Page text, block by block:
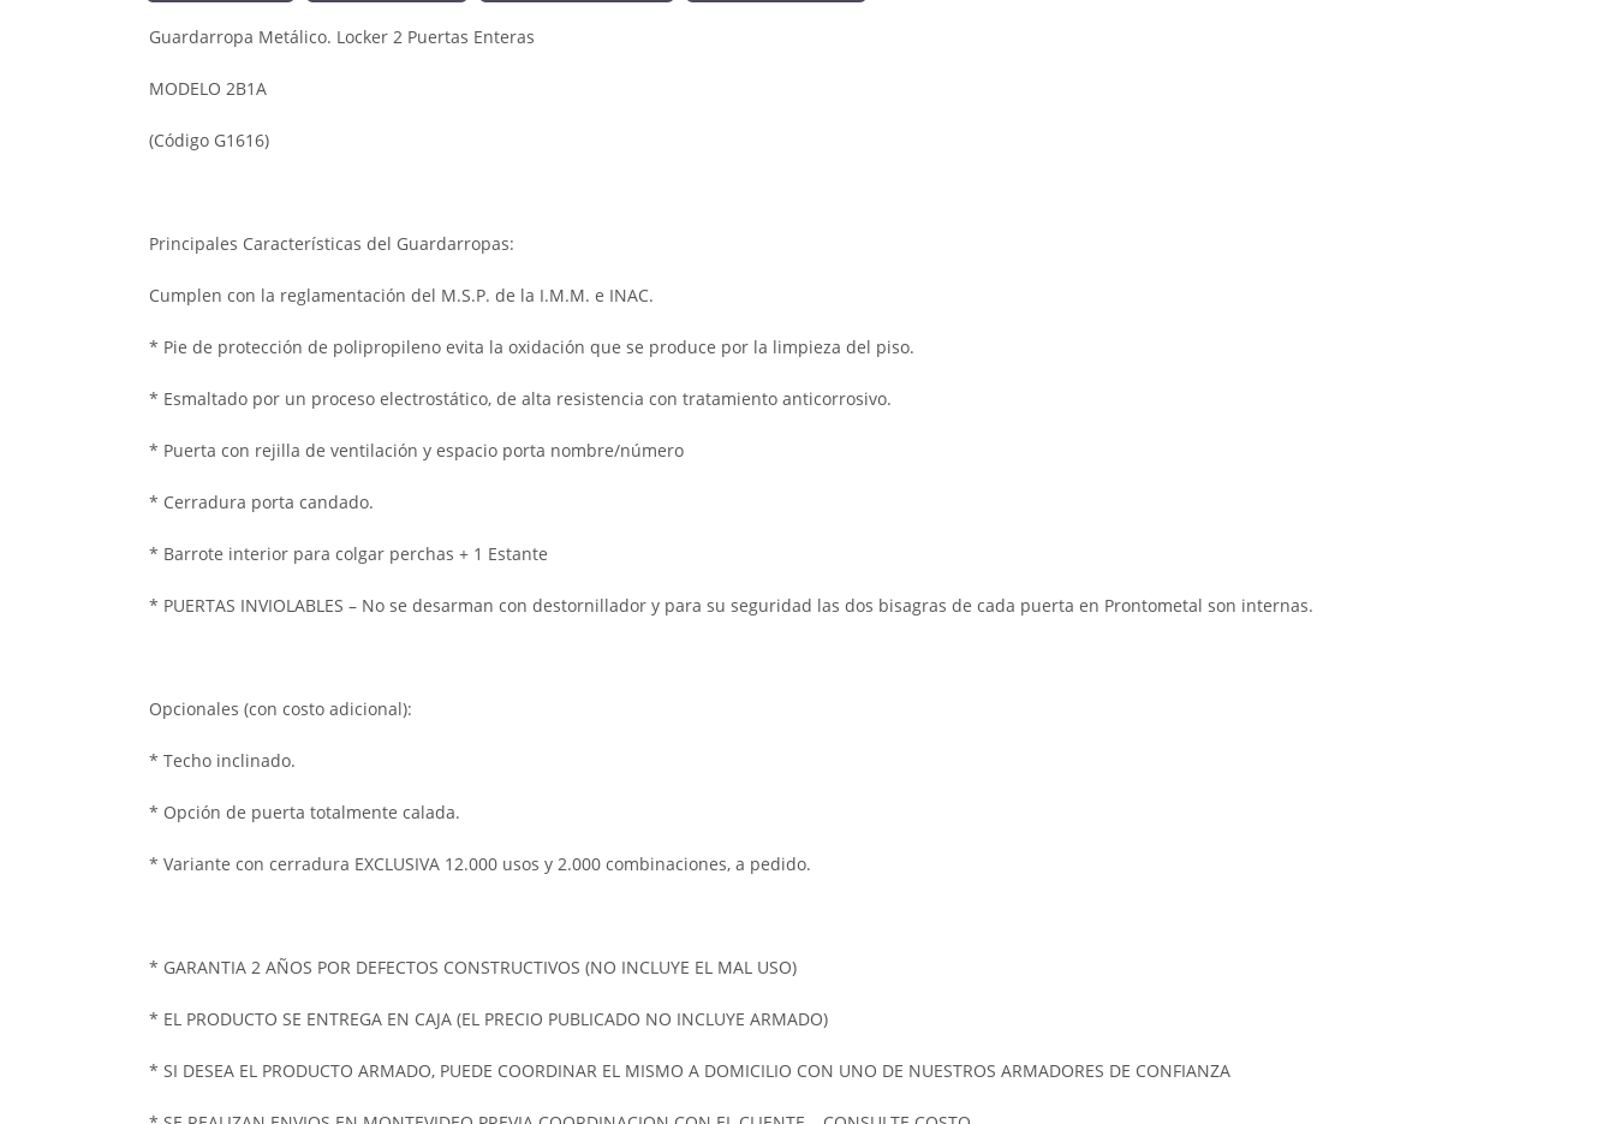
Guardarropa Metálico. Locker 2 Puertas Enteras
MODELO 2B1A
(Código G1616)
Principales Características del Guardarropas:
Cumplen con la reglamentación del M.S.P. de la I.M.M. e INAC.
* Pie de protección de polipropileno evita la oxidación que se produce por la limpieza del piso.
* Esmaltado por un proceso electrostático, de alta resistencia con tratamiento anticorrosivo.
* Puerta con rejilla de ventilación y espacio porta nombre/número
* Cerradura porta candado.
* Barrote interior para colgar perchas + 1 Estante
* PUERTAS INVIOLABLES – No se desarman con destornillador y para su seguridad las dos bisagras de cada puerta en Prontometal son internas.
Opcionales (con costo adicional):
* Techo inclinado.
* Opción de puerta totalmente calada.
* Variante con cerradura EXCLUSIVA 12.000 usos y 2.000 combinaciones, a pedido.
* GARANTIA 2 AÑOS POR DEFECTOS CONSTRUCTIVOS (NO INCLUYE EL MAL USO)
* EL PRODUCTO SE ENTREGA EN CAJA (EL PRECIO PUBLICADO NO INCLUYE ARMADO)
* SI DESEA EL PRODUCTO ARMADO, PUEDE COORDINAR EL MISMO A DOMICILIO CON UNO DE NUESTROS ARMADORES DE CONFIANZA